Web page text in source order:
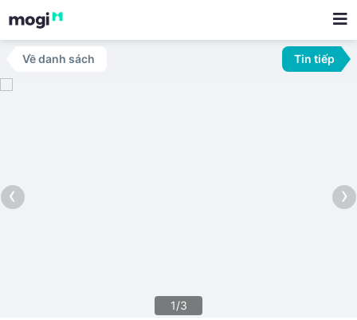
Về danh sách Tin tiếp
‹ ›
1/3